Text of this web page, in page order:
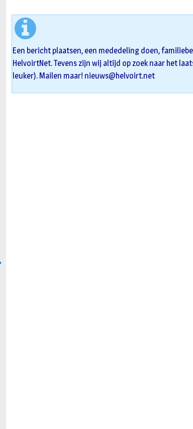
Een bericht plaatsen, een mededeling doen,
HelvoirtNet. Tevens zijn wij altijd op zoek naar het
leuker). Mailen maar! nieuws@helvoirt.net